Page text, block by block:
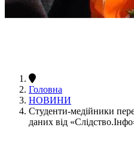
Головна
НОВИНИ
Студенти-медійники
даних від